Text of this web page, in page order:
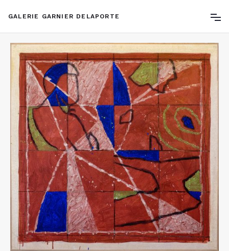
GALERIE GARNIER DELAPORTE